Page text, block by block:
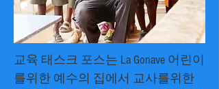
교육 태스크 포스는 La Gonave 어린이
를위한 예수의 집에서 교사를위한